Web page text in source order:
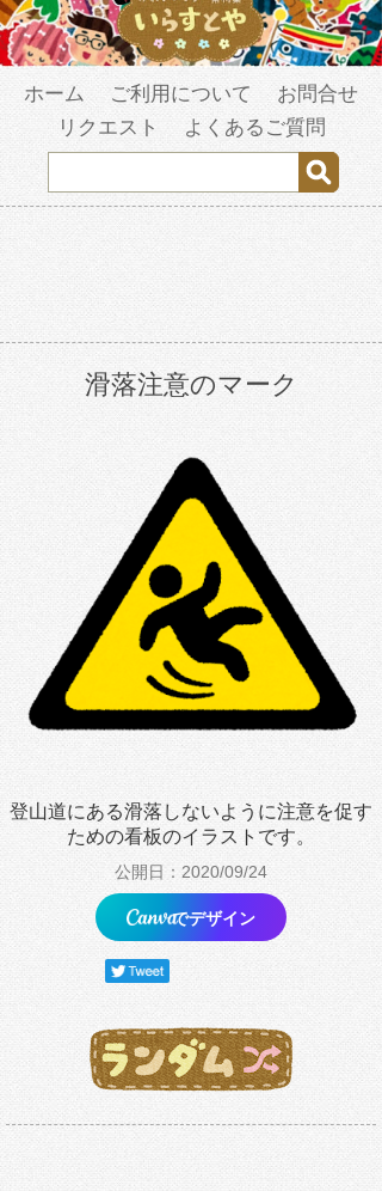
ホーム ご利用について
お問合せ
リクエスト
よくあるご質問
滑落注意のマーク
登山道にある滑落しないように注意を促す
ための看板のイラストです。
公開日：2020/09/24
でデザイン